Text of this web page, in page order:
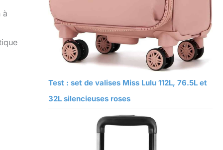
à
Test : set de valises Miss Lulu 112L, 76.5L et
32L silencieuses roses